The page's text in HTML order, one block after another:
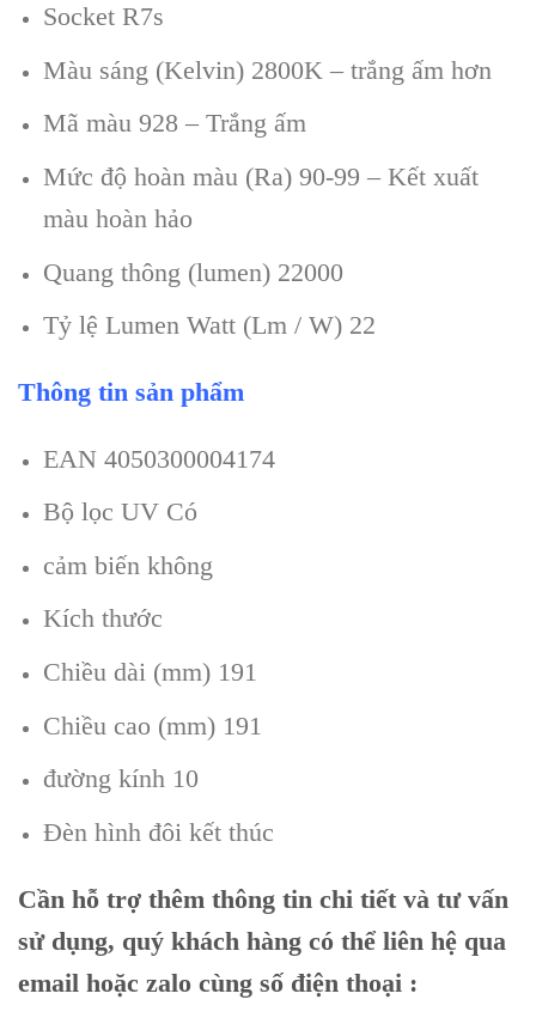
Socket R7s
Màu sáng (Kelvin) 2800K – trắng ấm hơn
Mã màu 928 – Trắng ấm
Mức độ hoàn màu (Ra) 90-99 – Kết xuất
màu hoàn hảo
Quang thông (lumen) 22000
Tỷ lệ Lumen Watt (Lm / W) 22
Thông tin sản phẩm
EAN 4050300004174
Bộ lọc UV Có
cảm biến không
Kích thước
Chiều dài (mm) 191
Chiều cao (mm) 191
đường kính 10
Đèn hình đôi kết thúc
Cần hỗ trợ thêm thông tin chi tiết và tư vấn
sử dụng, quý khách hàng có thể liên hệ qua
email hoặc zalo cùng số điện thoại :